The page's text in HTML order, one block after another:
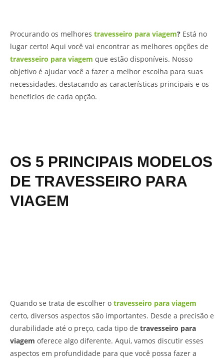
Procurando os melhores travesseiro para viagem? Está no
lugar certo! Aqui você vai encontrar as melhores opções de
travesseiro para viagem que estão disponíveis. Nosso
objetivo é ajudar você a fazer a melhor escolha para suas
necessidades, destacando as características principais e os
benefícios de cada opção.
OS 5 PRINCIPAIS MODELOS
DE TRAVESSEIRO PARA
VIAGEM
Quando se trata de escolher o travesseiro para viagem
certo, diversos aspectos são importantes. Desde a precisão e
durabilidade até o preço, cada tipo de travesseiro para
viagem oferece algo diferente. Aqui, vamos discutir esses
aspectos em profundidade para que você possa fazer a